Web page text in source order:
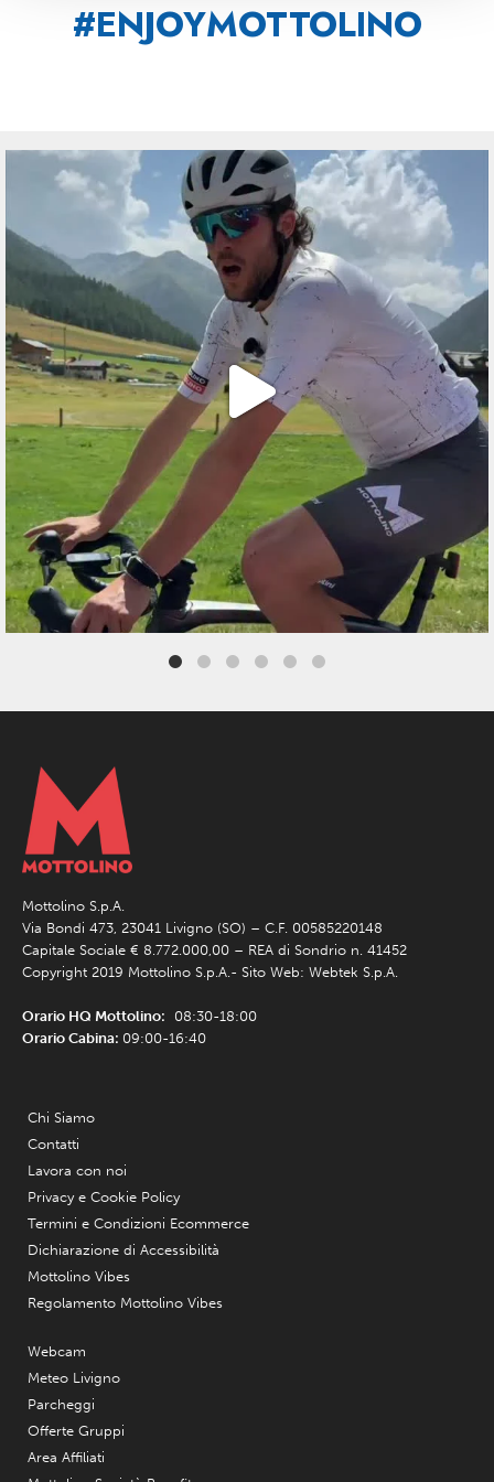
#ENJOYMOTTOLINO
Mottolino S.p.A.
Via Bondi 473, 23041 Livigno (SO) – C.F. 00585220148
Capitale Sociale € 8.772.000,00 – REA di Sondrio n. 41452
Copyright 2019 Mottolino S.p.A.- Sito Web: Webtek S.p.A.
Orario HQ Mottolino: 08:30-18:00
Orario Cabina: 09:00-16:40
Chi Siamo
Contatti
Lavora con noi
Privacy e Cookie Policy
Termini e Condizioni Ecommerce
Dichiarazione di Accessibilità
Mottolino Vibes
Regolamento Mottolino Vibes
Webcam
Meteo Livigno
Parcheggi
Offerte Gruppi
Area Affiliati